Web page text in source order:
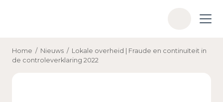
k
Home / Nieuws / Lokale overheid | Fraude en continuïteit in
de controleverklaring 2022